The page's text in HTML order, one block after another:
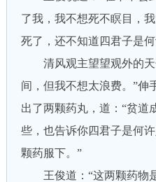
了我，我不想死不瞑目，
死了，还不知道四君子是
清风观主望望观外的天
间，但我不想太浪费。”伸
出了两颗药丸，道：“贫道
些，也告诉你四君子是何
颗药服下。”
王俊道：“这两颗药物